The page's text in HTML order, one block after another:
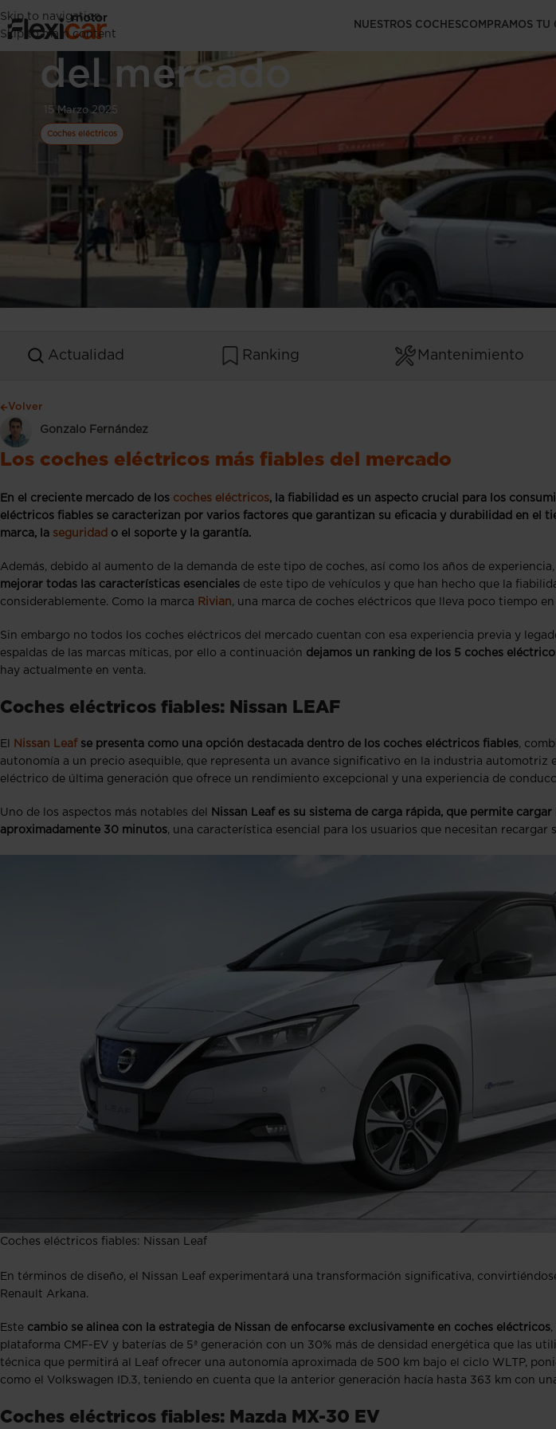
Skip to navigation
Skip to main content
NUESTROS COCHESCOMPRAMOS TU
Los coches eléctricos
del mercado
15 Marzo 2025
Coches eléctricos
Actualidad Ranking Mantenimiento
Volver
Gonzalo Fernández
Los coches eléctricos más fiables del mercado
En el creciente mercado de los coches eléctricos, la fiabilidad es un aspecto crucial para los
eléctricos fiables se caracterizan por varios factores que garantizan su eficacia y durabilidad en el
marca, la seguridad o el soporte y la garantía.
Además, debido al aumento de la demanda de este tipo de coches, así como los años de experiencia,
mejorar todas las características esenciales de este tipo de vehículos y que han hecho que la
considerablemente. Como la marca Rivian, una marca de coches eléctricos que lleva poco tiempo en
Sin embargo no todos los coches eléctricos del mercado cuentan con esa experiencia previa y
espaldas de las marcas míticas, por ello a continuación dejamos un ranking de los 5 coches
hay actualmente en venta.
Coches eléctricos fiables: Nissan LEAF
El Nissan Leafse presenta como una opción destacada dentro de los coches eléctricos fiables,
autonomía a un precio asequible, que representa un avance significativo en la industria automotriz
eléctrico de última generación que ofrece un rendimiento excepcional y una experiencia de
Uno de los aspectos más notables del
Nissan Leaf es su sistema de carga rápida, que permite
aproximadamente 30 minutos, una característica esencial para los usuarios que necesitan recargar
Coches eléctricos fiables: Nissan Leaf
En términos de diseño, el Nissan Leaf experimentará una transformación significativa,
Renault Arkana.
Este cambio se alinea con la estrategia de Nissan de enfocarse exclusivamente en coches eléctricos
plataforma CMF-EV y baterías de 5ª generación con un 30% más de densidad energética que las
técnica que permitirá al Leaf ofrecer una autonomía aproximada de 500 km bajo el ciclo WLTP,
como el Volkswagen ID.3, teniendo en cuenta que la anterior generación hacía hasta 363 km con
Coches eléctricos fiables: Mazda MX-30 EV